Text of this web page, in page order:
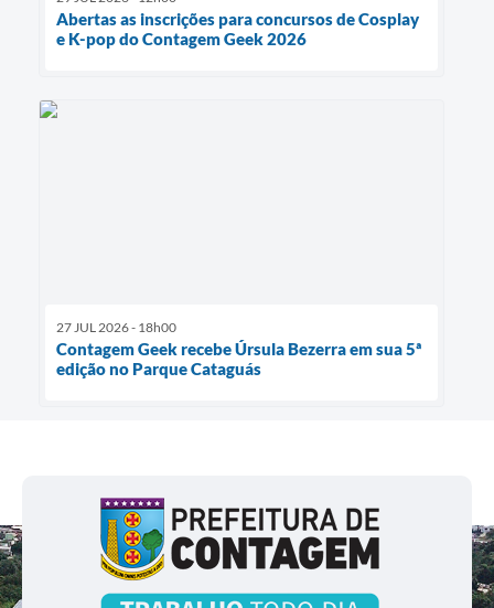
Abertas as inscrições para concursos de Cosplay
e K-pop do Contagem Geek 2026
27 JUL 2026 - 18h00
Contagem Geek recebe Úrsula Bezerra em sua 5ª
edição no Parque Cataguás